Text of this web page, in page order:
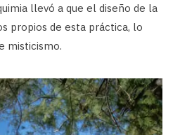
llevó a que el diseño de la
propios de esta práctica, lo
misticismo.